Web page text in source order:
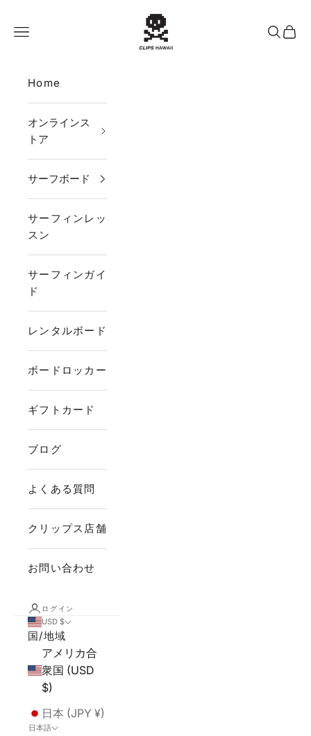
CLIPS HAWAII
メニュー
検索カー
Home
オンラインス
トア
サーフボード
サーフィンレッ
スン
サーフィンガイ
ド
レンタルボード
ボードロッカー
ギフトカード
ブログ
よくある質問
クリップス店舗
お問い合わせ
ログイン
USD $
国/地域
アメリカ合
衆国 (USD
$)
日本 (JPY ¥)
日本語